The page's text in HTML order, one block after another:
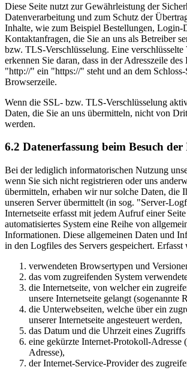
Diese Seite nutzt zur Gewährleistung der
Datenverarbeitung und zum Schutz der
Inhalte, wie zum Beispiel Bestellungen, Login-
Kontaktanfragen, die Sie an uns als Betreiber
bzw. TLS-Verschlüsselung. Eine verschlüsselte
erkennen Sie daran, dass in der Adresszeile
"http://" ein "https://" steht und an dem
Browserzeile.
Wenn die SSL- bzw. TLS-Verschlüsselung
Daten, die Sie an uns übermitteln, nicht von
werden.
6.2 Datenerfassung beim Besuch der
Bei der lediglich informatorischen Nutzung
wenn Sie sich nicht registrieren oder uns
übermitteln, erhaben wir nur solche Daten, die
unseren Server übermittelt (in sog. "Server-
Internetseite erfasst mit jedem Aufruf einer
automatisiertes System eine Reihe von
Informationen. Diese allgemeinen Daten und
in den Logfiles des Servers gespeichert.
verwendeten Browsertypen und
das vom zugreifenden System
die Internetseite, von welcher ein
unsere Internetseite gelangt (sogenannte
die Unterwebseiten, welche über ein
unserer Internetseite angesteuert werden,
das Datum und die Uhrzeit eines Zugriffs
eine gekürzte Internet-Protokoll-Adresse
Adresse),
der Internet-Service-Provider des